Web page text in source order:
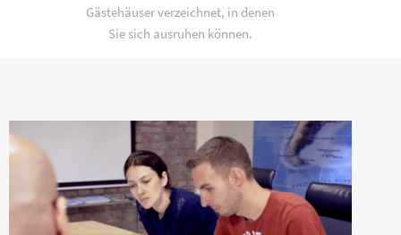
Gästehäuser verzeichnet, in denen
Sie sich ausruhen können.